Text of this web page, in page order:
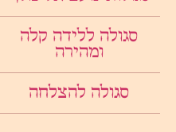
סגולה ללידה קלה
ומהירה
סגולה להצלחה